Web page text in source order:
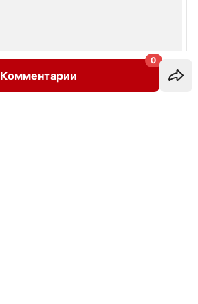
Комментарии
0